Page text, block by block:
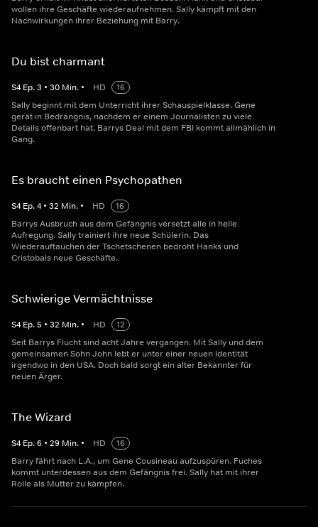
wollen ihre Geschäfte wiederaufnehmen. Sally kämpft mit den
Nachwirkungen ihrer Beziehung mit Barry.
Du bist charmant
S4 Ep.3 • 30 Min. • HD
16
Sally beginnt mit dem Unterricht ihrer Schauspielklasse. Gene
gerät in Bedrängnis, nachdem er einem Journalisten zu viele
Details offenbart hat. Barrys Deal mit dem FBI kommt allmählich in
Gang.
Es braucht einen Psychopathen
S4 Ep.4 • 32 Min. • HD
16
Barrys Ausbruch aus dem Gefängnis versetzt alle in helle
Aufregung. Sally trainiert ihre neue Schülerin. Das
Wiederauftauchen der Tschetschenen bedroht Hanks und
Cristobals neue Geschäfte.
Schwierige Vermächtnisse
S4 Ep.5 • 32 Min. • HD
12
Seit Barrys Flucht sind acht Jahre vergangen. Mit Sally und dem
gemeinsamen Sohn John lebt er unter einer neuen Identität
irgendwo in den USA. Doch bald sorgt ein alter Bekannter für
neuen Ärger.
The Wizard
S4 Ep.6 • 29 Min. • HD
16
Barry fährt nach L.A., um Gene Cousineau aufzuspüren. Fuches
kommt unterdessen aus dem Gefängnis frei. Sally hat mit ihrer
Rolle als Mutter zu kämpfen.